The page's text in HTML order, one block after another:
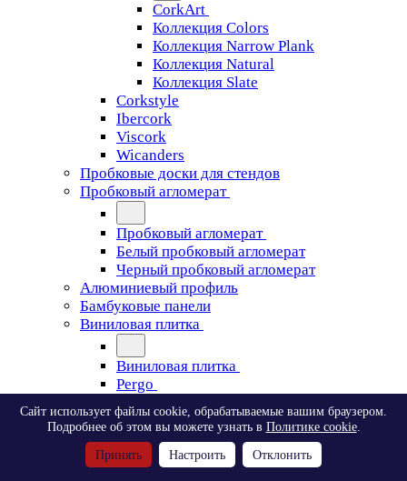
CorkArt
Коллекция Colors
Коллекция Narrow Plank
Коллекция Natural
Коллекция Slate
Corkstyle
Ibercork
Viscork
Wicanders
Пробковые доски для стендов
Пробковый агломерат
Пробковый агломерат
Белый пробковый агломерат
Черный пробковый агломерат
Алюминиевый профиль
Бамбуковые панели
Виниловая плитка
Виниловая плитка
Pergo
Pergo
Classic Plank Optimum Glue
Modern Plank Optimum Glue
Сайт использует файлы cookie, обрабатываемые вашим браузером.
Подробнее об этом вы можете узнать в Политике cookie.
Принять Настроить Отклонить